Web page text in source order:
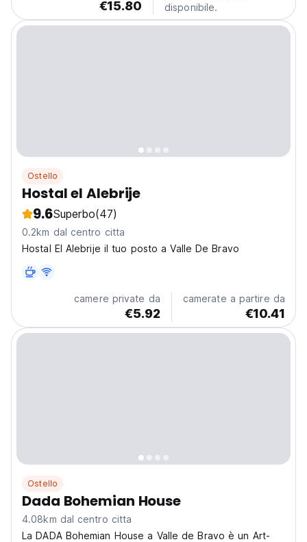
€15.80
disponibile.
Ostello
Hostal el Alebrije
9.6Superbo(47)
0.2km dal centro citta
Hostal El Alebrije il tuo posto a Valle De Bravo
camere private da
€5.92
camerate a partire da
€10.41
Ostello
Dada Bohemian House
4.08km dal centro citta
La DADA Bohemian House a Valle de Bravo è un Art-